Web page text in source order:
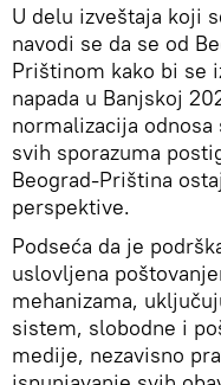
U delu izveštaja koji
navodi se da se od
Prištinom kako bi se
napada u Banjskoj
normalizacija
svih sporazuma
Beograd-Priština
perspektive.
Podseća da je
uslovljena
mehanizama,
sistem, slobodne i
medije, nezavisno